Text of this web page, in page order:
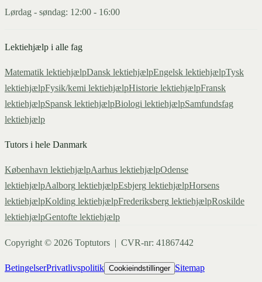
Lørdag - søndag: 12:00 - 16:00
Lektiehjælp i alle fag
Matematik lektiehjælpDansk lektiehjælpEngelsk lektiehjælpTysk
lektiehjælpFysik/kemi lektiehjælpHistorie lektiehjælpFransk
lektiehjælpSpansk lektiehjælpBiologi lektiehjælpSamfundsfag
lektiehjælp
Tutors i hele Danmark
København lektiehjælpAarhus lektiehjælpOdense
lektiehjælpAalborg lektiehjælpEsbjerg lektiehjælpHorsens
lektiehjælpKolding lektiehjælpFrederiksberg lektiehjælpRoskilde
lektiehjælpGentofte lektiehjælp
Copyright © 2026 Toptutors | CVR-nr: 41867442
BetingelserPrivatlivspolitik Cookieindstillinger Sitemap